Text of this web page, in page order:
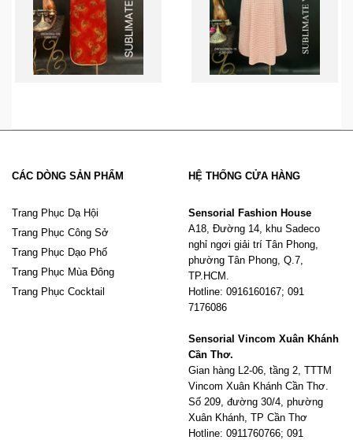
CÁC DÒNG SẢN PHẨM
Trang Phục Dạ Hội
Trang Phục Công Sở
Trang Phục Dạo Phố
Trang Phục Mùa Đông
Trang Phục Cocktail
HỆ THỐNG CỬA HÀNG
Sensorial Fashion House
A18, Đường 14, khu Sadeco
nghỉ ngơi giải trí Tân Phong,
phường Tân Phong, Q.7,
TP.HCM.
Hotline: 0916160167; 091
7176086
Sensorial Vincom Xuân Khánh
Cần Thơ.
Gian hàng L2-06, tầng 2, TTTM
Vincom Xuân Khánh Cần Thơ.
Số 209, đường 30/4, phường
Xuân Khánh, TP Cần Thơ
Hotline: 0911760766; 091